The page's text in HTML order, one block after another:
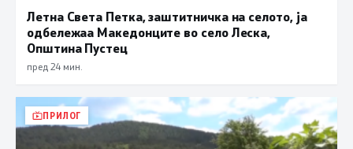
Летна Света Петка, заштитничка на селото, ја
одбележаа Македонците во село Леска,
Општина Пустец
пред 24 мин.
ПРИЛОГ